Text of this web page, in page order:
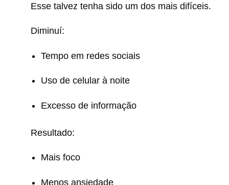
Esse talvez tenha sido um dos mais difíceis.
Diminuí:
Tempo em redes sociais
Uso de celular à noite
Excesso de informação
Resultado:
Mais foco
Menos ansiedade